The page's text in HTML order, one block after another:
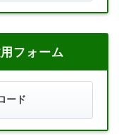
フォーム
ード